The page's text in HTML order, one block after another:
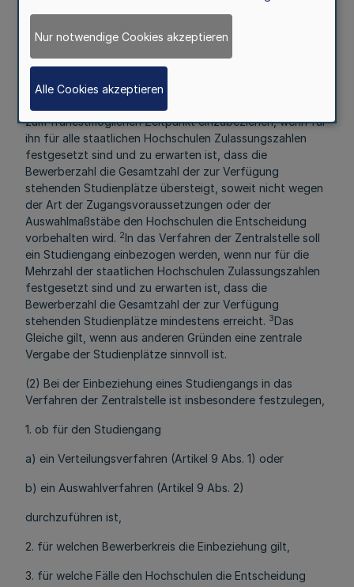
Mehr
zum frühestmöglichen Zeitpunkt einzubeziehen, wenn für
ihn für alle staatlichen Hochschulen Zulassungszahlen
festgesetzt sind und zu erwarten ist, dass die
Bewerberzahl die Gesamtzahl der zur Verfügung
stehenden Studienplätze übersteigt, soweit nicht wegen
der Art der Zugangsvoraussetzungen oder der
Auswahlmaßstäbe den Hochschulen die Entscheidung
vorbehalten wird. 2In das Verfahren der Zentralstelle soll
ein Studiengang einbezogen werden, wenn nur für die
Mehrzahl der staatlichen Hochschulen Zulassungszahlen
festgesetzt sind und zu erwarten ist, dass die
Bewerberzahl die Gesamtzahl der zur Verfügung
stehenden Studienplätze mindestens erreicht. 3Das
Gleiche gilt, wenn aus anderen Gründen eine zentrale
Vergabe der Studienplätze sinnvoll ist.
(2) Bei der Einbeziehung eines Studiengangs in das
Verfahren der Zentralstelle ist insbesondere festzulegen,
1. ob für den Studiengang
a) ein Verteilungsverfahren (Artikel 9 Abs. 1) oder
b) ein Auswahlverfahren (Artikel 9 Abs. 2)
durchzuführen ist,
2. für welchen Bewerberkreis die Einbeziehung gilt,
3. für welche Fälle den Hochschulen die Entscheidung
Nur notwendige Cookies akzeptieren
Alle Cookies akzeptieren